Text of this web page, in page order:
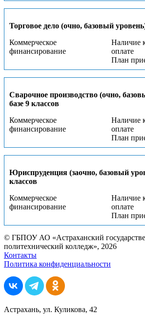
Торговое дело (очно, базовый
Коммерческое
финансирование
Наличие
оплате
План
Сварочное производство (очно,
базе 9 классов
Коммерческое
финансирование
Наличие
оплате
План
Юриспруденция (заочно, базовый
классов
Коммерческое
финансирование
Наличие
оплате
План
© ГБПОУ АО «Астраханский
политехнический колледж», 2026
Контакты
Политика конфиденциальности
Астрахань, ул. Куликова, 42